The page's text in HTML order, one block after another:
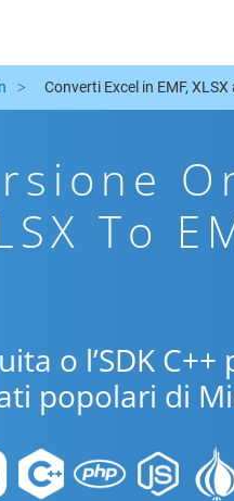
Converti Excel in EMF,
To
o l’SDK
popolari di